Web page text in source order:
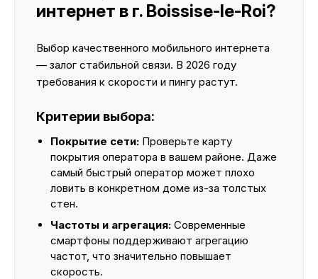
интернет в г. Boissise-le-Roi?
Выбор качественного мобильного интернета
— залог стабильной связи. В 2026 году
требования к скорости и пингу растут.
Критерии выбора:
Покрытие сети: Проверьте карту
покрытия оператора в вашем районе. Даже
самый быстрый оператор может плохо
ловить в конкретном доме из-за толстых
стен.
Частоты и агрегация: Современные
смартфоны поддерживают агрегацию
частот, что значительно повышает
скорость.